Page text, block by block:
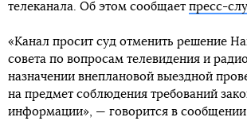
телеканала. Об этом сообщает пресс-
«Канал просит суд отменить решение
совета по вопросам телевидения и
назначении внеплановой выездной
на предмет соблюдения требований
информации», — говорится в